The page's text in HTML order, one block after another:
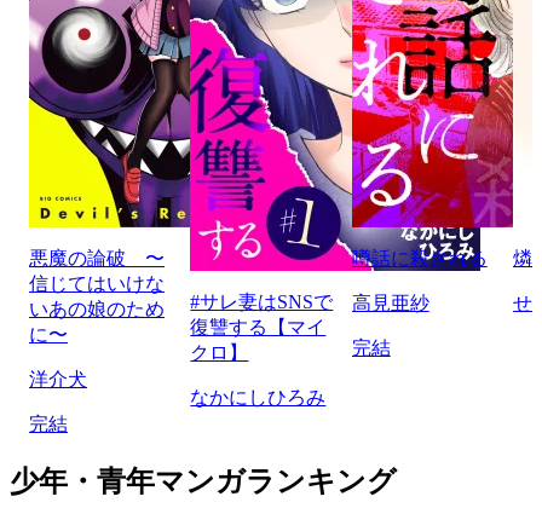
悪魔の論破 〜
信じてはいけな
いあの娘のため
に〜
洋介犬
完結
#サレ妻はSNSで
復讐する【マイ
クロ】
なかにしひろみ
噂話に殺される
高見亜紗
完結
燐
せ
少年・青年マンガランキング